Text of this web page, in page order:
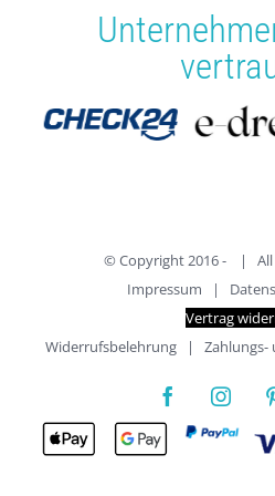
© Copyright 2016 -
| All
Impressum |
Vertrag
Widerrufsbelehrung|